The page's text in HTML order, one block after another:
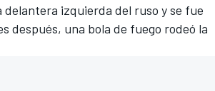
delantera izquierda del ruso y se fue
después, una bola de fuego rodeó la